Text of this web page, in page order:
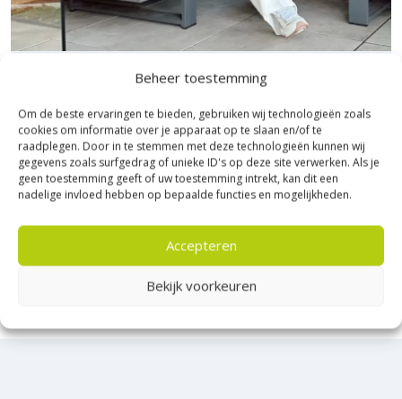
Beheer toestemming
Om de beste ervaringen te bieden, gebruiken wij technologieën zoals
cookies om informatie over je apparaat op te slaan en/of te
raadplegen. Door in te stemmen met deze technologieën kunnen wij
gegevens zoals surfgedrag of unieke ID's op deze site verwerken. Als je
geen toestemming geeft of uw toestemming intrekt, kan dit een
nadelige invloed hebben op bepaalde functies en mogelijkheden.
Accepteren
Bekijk voorkeuren
Bezoek Experience Centre XXL
Heerde!
Bijna het gehele Kijlstra assortiment vind je in het
prachtige Heerde.
★ 2.500m² Experience Centre XXL in Heerde!
Kom gezellig langs!